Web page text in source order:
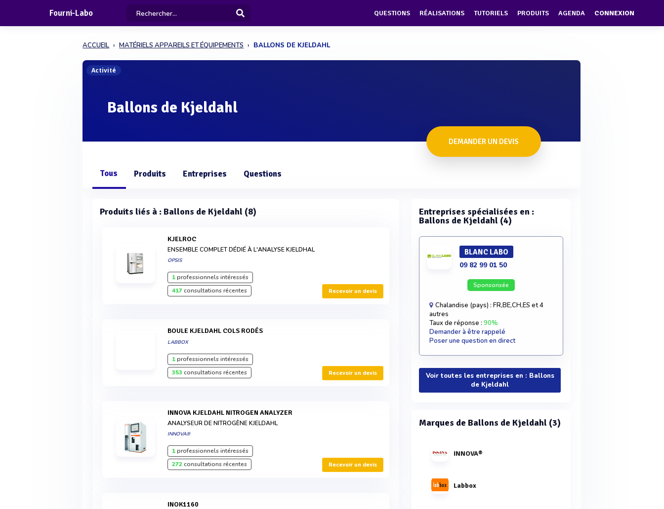
Fourni-Labo QUESTIONS RÉALISATIONS TUTORIELS PRODUITS AGENDA CONNEXION
ACCUEIL MATÉRIELS APPAREILS ET ÉQUIPEMENTS BALLONS DE KJELDAHL
Activité
Ballons de Kjeldahl
DEMANDER UN DEVIS
Tous Produits Entreprises Questions
Produits liés à : Ballons de Kjeldahl (8)
KJELROC
ENSEMBLE COMPLET DÉDIÉ À L'ANALYSE KJELDHAL
OPSIS
1professionnels intéressés
417consultations récentes Recevoir un devis
BOULE KJELDAHL COLS RODÉS
LABBOX
1professionnels intéressés
353 consultations récentes Recevoir un devis
INNOVA KJELDAHL NITROGEN ANALYZER
ANALYSEUR DE NITROGÈNE KJELDAHL
INNOVA®
1professionnels intéressés
272consultations récentes Recevoir un devis
INOK1160
Entreprises spécialisées en :
Ballons de Kjeldahl (4)
BLANC LABO
09 82 99 01 50
Sponsorisée
Chalandise (pays) : FR,BE,CH,ES et 4
autres
Taux de réponse : 90%
Demander à être rappelé
Poser une question en direct
Voir toutes les entreprises en : Ballons
de Kjeldahl
Marques de Ballons de Kjeldahl (3)
INNOVA®
Labbox